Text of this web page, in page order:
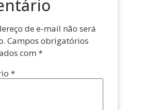
de e-mail não será
Campos obrigatórios
com *
*